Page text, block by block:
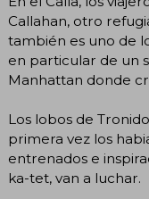
Callahan, otro
también es uno de
en particular de un
Manhattan donde
Los lobos de
primera vez los
entrenados e
ka-tet, van a luchar.